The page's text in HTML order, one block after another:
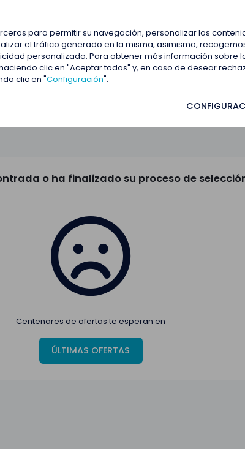
para permitir su navegación, personalizar los
el tráfico generado en la misma, asimismo,
personalizada. Para obtener más información sobre
clic en "Aceptar todas" y, en caso de desear
clic en "Configuración".
o ha finalizado su proceso de
Centenares de ofertas te esperan en
ÚLTIMAS OFERTAS